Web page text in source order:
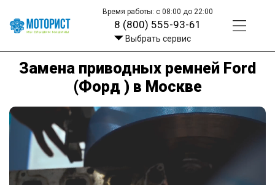
Время работы: с 08:00 до 22:00
8 (800) 555-93-61
Выбрать сервис
Замена приводных ремней Ford
(Форд ) в Москве